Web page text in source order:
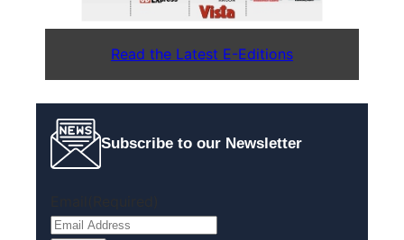
Read the Latest E-Editions
Subscribe to our Newsletter